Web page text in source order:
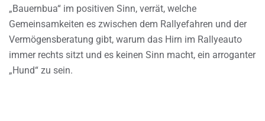
„Bauernbua“ im positiven Sinn, verrät, welche
Gemeinsamkeiten es zwischen dem Rallyefahren und der
Vermögensberatung gibt, warum das Hirn im Rallyeauto
immer rechts sitzt und es keinen Sinn macht, ein arroganter
„Hund“ zu sein.